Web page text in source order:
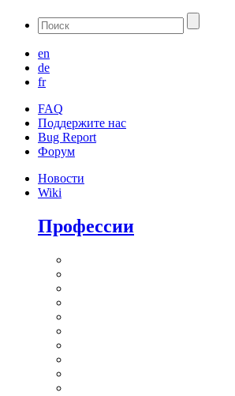
en
de
fr
FAQ
Поддержите нас
Bug Report
Форум
Новости
Wiki
Профессии